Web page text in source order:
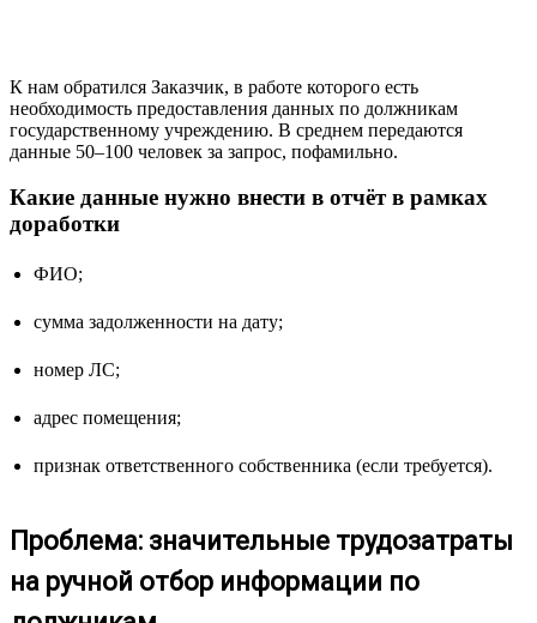
К нам обратился Заказчик, в работе которого есть
необходимость предоставления данных по должникам
государственному учреждению. В среднем передаются
данные 50–100 человек за запрос, пофамильно.
Какие данные нужно внести в отчёт в рамках
доработки
ФИО;
сумма задолженности на дату;
номер ЛС;
адрес помещения;
признак ответственного собственника (если требуется).
Проблема: значительные трудозатраты
на ручной отбор информации по